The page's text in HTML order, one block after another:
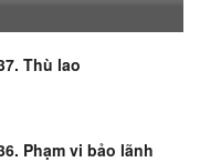
Thù lao
Phạm vi bảo lãnh